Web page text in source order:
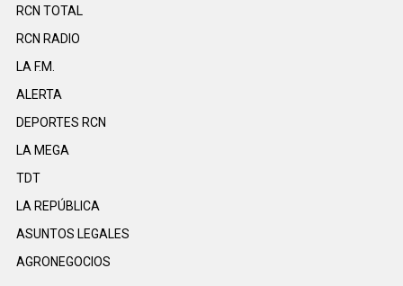
RCN TOTAL
RCN RADIO
LA F.M.
ALERTA
DEPORTES RCN
LA MEGA
TDT
LA REPÚBLICA
ASUNTOS LEGALES
AGRONEGOCIOS